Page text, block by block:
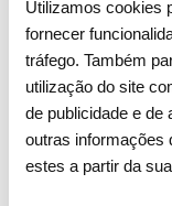
Utilizamos cookies
fornecer
tráfego. Também
utilização do site
de publicidade e de
outras informações
estes a partir da
Investidores